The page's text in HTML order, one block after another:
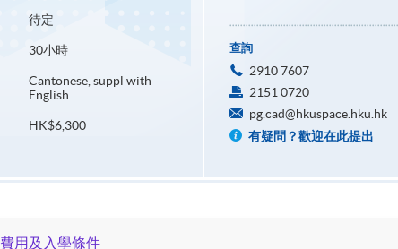
待定
30小時
Cantonese, suppl with
English
HK$6,300
查詢
2910 7607
2151 0720
pg.cad@hkuspace.hku.hk
有疑問？歡迎在此提出
費用及入學條件